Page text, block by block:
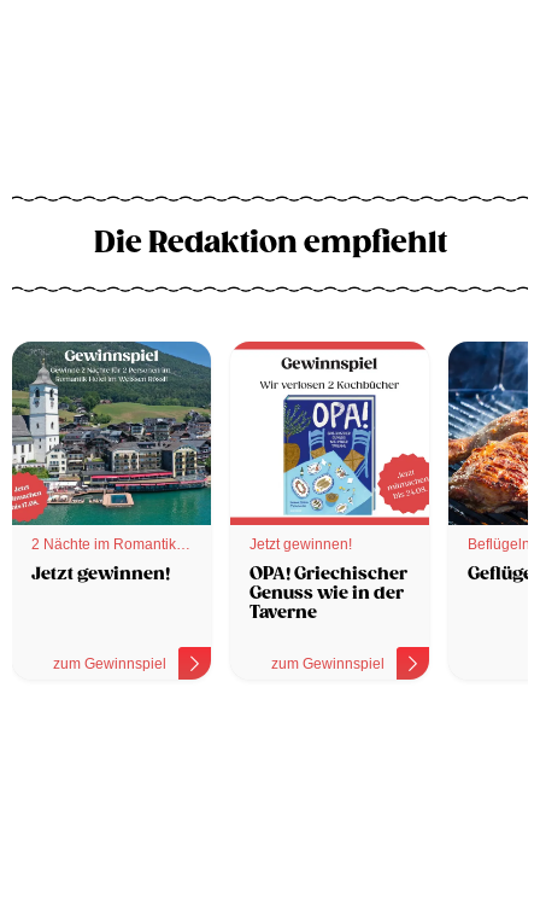
Die Redaktion empfiehlt
2 Nächte im Romantik
Hotel
Jetzt gewinnen!
zum Gewinnspiel
Jetzt gewinnen!
OPA! Griechischer
Genuss wie in der
Taverne
zum Gewinnspiel